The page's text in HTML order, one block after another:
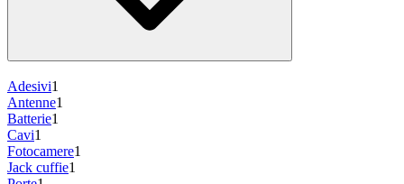
Adesivi1
Antenne1
Batterie1
Cavi1
Fotocamere1
Jack cuffie1